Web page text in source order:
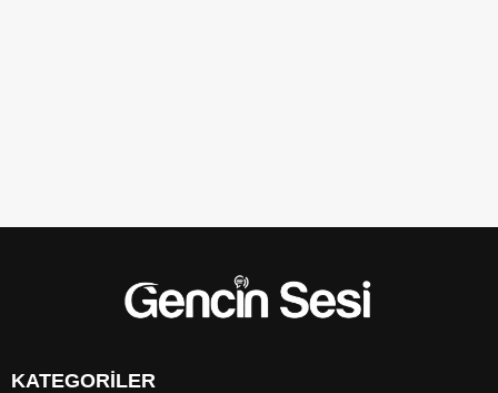
KATEGORİLER